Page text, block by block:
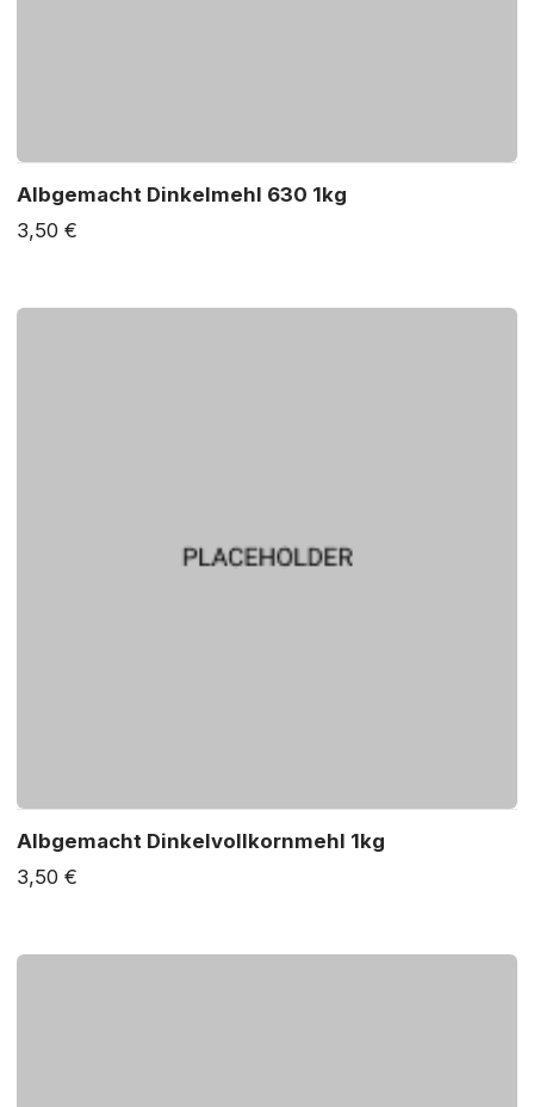
Albgemacht Dinkelmehl 630 1kg
3,50 €
Albgemacht Dinkelvollkornmehl 1kg
3,50 €